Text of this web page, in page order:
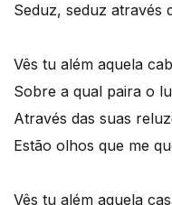
Seduz, seduz através
Vês tu além aquela
Sobre a qual paira o
Através das suas
Estão olhos que me
Vês tu além aquela